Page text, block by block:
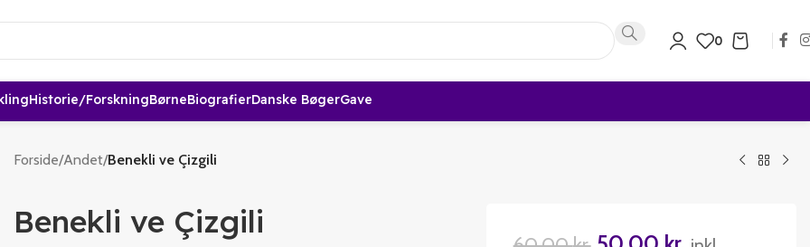
0
Historie/forskningBørneBiografierDanske BøgerGave
Forside/Andet/Benekli ve Çizgili
Benekli ve Çizgili